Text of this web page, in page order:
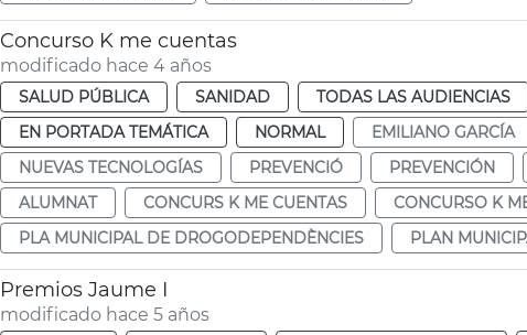
Concurso K me cuentas
modificado hace 4 años
SALUD PÚBLICA SANIDAD TODAS LAS AUDIENCIAS
EN PORTADA TEMÁTICA
NORMAL EMILIANO GARCÍA
NUEVAS TECNOLOGÍAS
PREVENCIÓ PREVENCIÓN
ALUMNAT
CONCURS K ME CUENTAS CONCURSO K
PLA MUNICIPAL DE DROGODEPENDÈNCIES
PLAN
Premios Jaume I
modificado hace 5 años